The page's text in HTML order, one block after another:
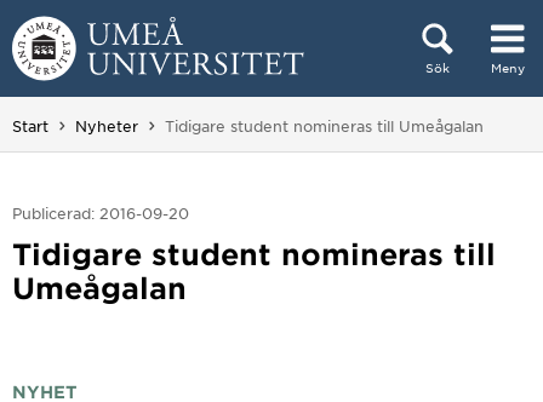
Hoppa direkt till innehållet
Sök Meny
Huvudmenyn dold.
Start Nyheter Du är här:
Tidigare student nomineras till Umeågalan
Publicerad: 2016-09-20
Tidigare student nomineras till
Umeågalan
NYHET